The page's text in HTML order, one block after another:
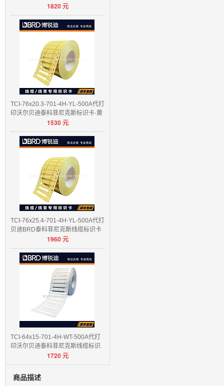
1820元
TCI-76x20.3-701-4H-YL-500A代打
印沃尔贝迪泰科菲尼克斯标识卡-黄
1530元
TCI-76x25.4-701-4H-YL-500A代打
贝迪BRD泰科菲尼克斯线缆标识卡
1960元
TCI-64x15-701-4H-WT-500A代打
印沃尔贝迪泰科菲尼克斯线缆标识
1720元
商品描述